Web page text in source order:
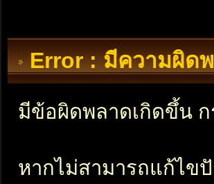
Error : มีความผิดพ
มีข้อผิดพลาดเกิดขึ้น
หากไม่สามารถแก้ไข